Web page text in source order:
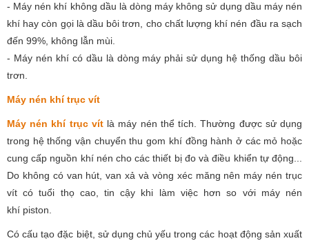
- Máy nén khí không dầu là dòng máy không sử dụng dầu máy nén
khí hay còn gọi là dầu bôi trơn, cho chất lượng khí nén đầu ra sạch
đến 99%, không lẫn mùi.
- Máy nén khí có dầu là dòng máy phải sử dụng hệ thống dầu bôi
trơn.
Máy nén khí trục vít
Máy nén khí trục vít là máy nén thể tích. Thường được sử dụng
trong hệ thống vận chuyển thu gom khí đồng hành ở các mỏ hoặc
cung cấp nguồn khí nén cho các thiết bị đo và điều khiển tự động...
Do không có van hút, van xả và vòng xéc măng nên máy nén trục
vít có tuổi thọ cao, tin cậy khi làm việc hơn so với máy nén
khí piston.
Có cấu tạo đặc biệt, sử dụng chủ yếu trong các hoạt động sản xuất